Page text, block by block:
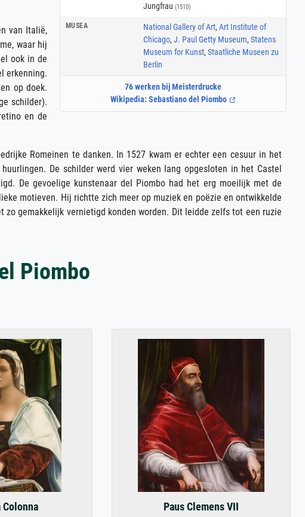
Jungfrau (1510)
MUSEA National Gallery of Art, Art Institute of
Chicago, J. Paul Getty Museum, Statens
Museum for Kunst, Staatliche Museen zu
Berlin
76 werken bij Meisterdrucke
Wikipedia: Sebastiano del Piombo
van Italië,
waar hij
ook in de
erkenning.
op doek.
schilder).
en de
Romeinen te danken. In 1527 kwam er echter een cesuur in het
De schilder werd vier weken lang opgesloten in het Castel
De gevoelige kunstenaar del Piombo had het erg moeilijk met de
motieven. Hij richtte zich meer op muziek en poëzie en ontwikkelde
gemakkelijk vernietigd konden worden. Dit leidde zelfs tot een ruzie
Piombo
Paus Clemens VII